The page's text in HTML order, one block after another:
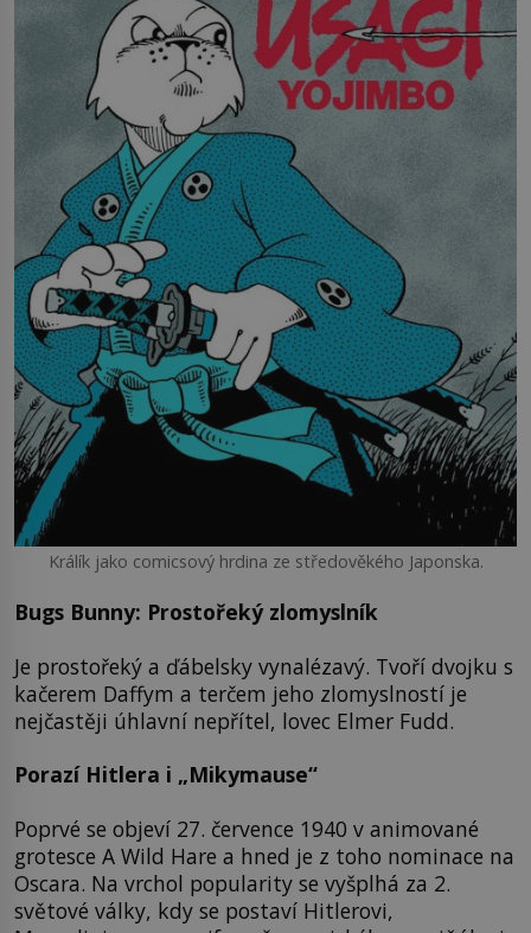
Králík jako comicsový hrdina ze středověkého Japonska.
Bugs Bunny: Prostořeký zlomyslník
Je prostořeký a ďábelsky vynalézavý. Tvoří dvojku s
kačerem Daffym a terčem jeho zlomyslností je
nejčastěji úhlavní nepřítel, lovec Elmer Fudd.
Porazí Hitlera i „Mikymause“
Poprvé se objeví 27. července 1940 v animované
grotesce A Wild Hare a hned je z toho nominace na
Oscara. Na vrchol popularity se vyšplhá za 2.
světové války, kdy se postaví Hitlerovi,